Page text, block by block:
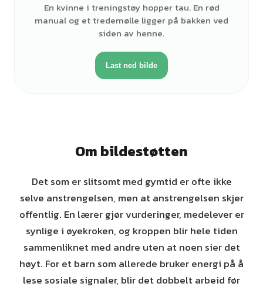
En kvinne i treningstøy hopper tau. En rød
manual og et tredemølle ligger på bakken ved
siden av henne.
Last ned bilde
Om bildestøtten
Det som er slitsomt med gymtid er ofte ikke
selve anstrengelsen, men at anstrengelsen skjer
offentlig. En lærer gjør vurderinger, medelever er
synlige i øyekroken, og kroppen blir hele tiden
sammenliknet med andre uten at noen sier det
høyt. For et barn som allerede bruker energi på å
lese sosiale signaler, blir det dobbelt arbeid før